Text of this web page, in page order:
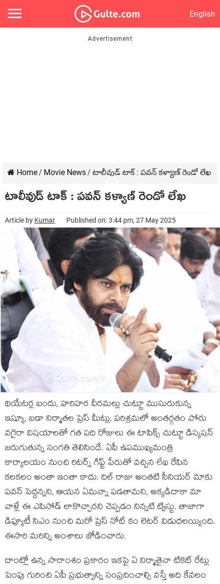
English
Home/ Movie News/ టాలీవుడ్ టాక్ : పవన్ కళ్యాణ్ రెండో లేఖ
టాలీవుడ్ టాక్ : పవన్ కళ్యాణ్ రెండో లేఖ
Article by Kumar Published on: 3:44 pm, 27 May 2025
థియేటర్ల బందు, హరిహర వీరమల్లు చుట్టూ ముసురుకున్న
ఇష్యూ, బడా నిర్మాతల ప్రెస్ మీట్లు, పరిశ్రమలో అంతర్గతం పోరు
వగైరా విషయాలతో గత పది రోజులు ఈ టాపిక్స్ చుట్టూ డిస్కషన్
జరుగుతున్న సంగతి తెలిసిందే. ఏపీ ఉపముఖ్యమంత్రి
కార్యాలయం నుంచి రిటర్న్ గిఫ్ట్ పేరుతో వచ్చిన లేఖ రేపిన
కలకలం అంతా ఇంతా కాదు. దిల్ రాజు అంతటి సీనియర్ మాకు
పవన్ పెద్దన్నని, ఆయన ఏమన్నా పడతామని, అక్కడిదాకా మా
వాళ్లే ఈ ఎపిసోడ్ లాకొచ్చారని చెప్పడం నిన్నటి ట్విస్టు. తాజాగా
డిప్యూటీ సిఎం నుంచి మరో ప్రెస్ నోట్ కం లెటర్ విడుదలయ్యింది.
ఈసారి మరిన్ని అంశాలు జోడించారు.
దాంట్లో ఉన్న సారాంశం ప్రకారం ఇకపై ఏ నిర్మాతైనా టికెట్ రేట్లు
పెంపు గురించి ఏపీ ప్రభుత్వాన్ని సంప్రదించాల్సి వస్తే అది కేవలం